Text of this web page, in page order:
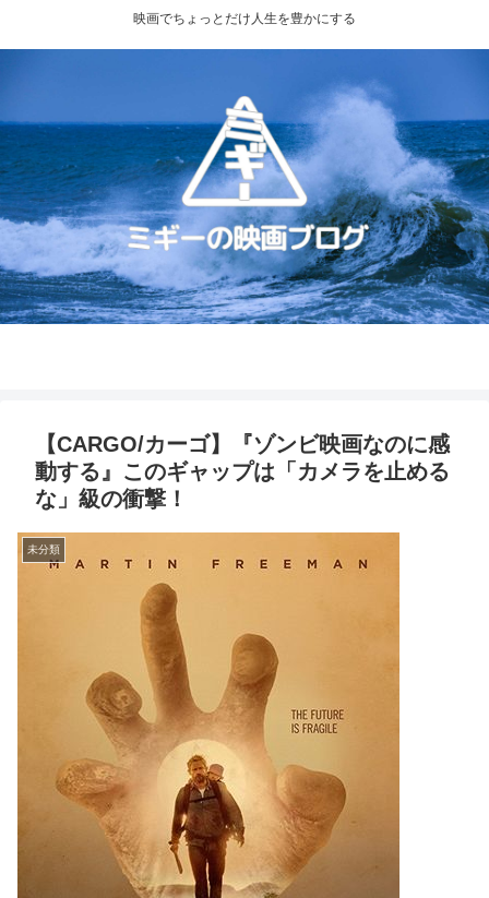
映画でちょっとだけ人生を豊かにする
【CARGO/カーゴ】『ゾンビ映画なのに感
動する』このギャップは「カメラを止める
な」級の衝撃！
未分類